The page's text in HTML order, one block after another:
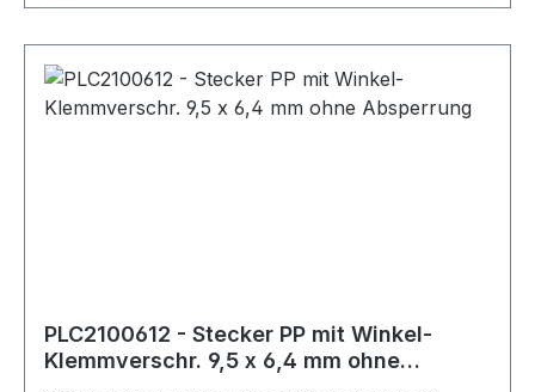
PLC2100612 - Stecker PP mit Winkel-
Klemmverschr. 9,5 x 6,4 mm ohne